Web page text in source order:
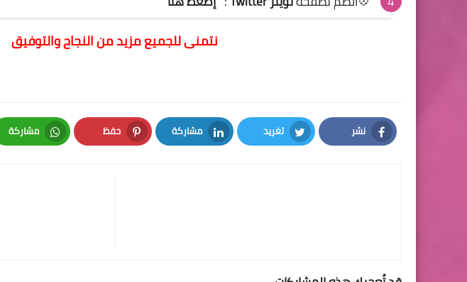
نتمنى للجميع مزيد من النجاح والتوفيق
نشر
Facebook
تغريد
Twitter
مشاركة
LinkedIn
حفظ
Pinterest
مشاركة
Whatsapp